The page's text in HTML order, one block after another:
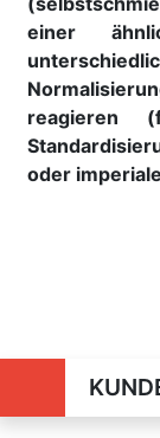
einer
reagieren
oder